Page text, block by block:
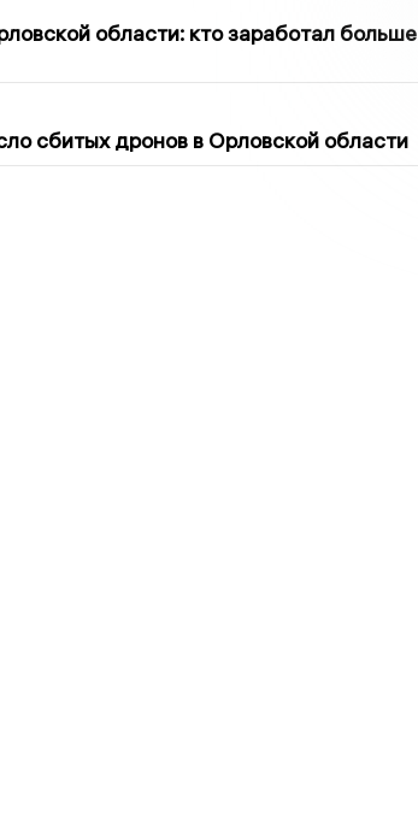
области: кто заработал больше
сбитых дронов в Орловской области